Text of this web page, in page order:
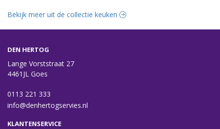
Bekijk meer uit de collectie keuken
DEN HERTOG
Lange Vorststraat 27
4461JL Goes
0113 221 333
info@denhertogservies.nl
KLANTENSERVICE